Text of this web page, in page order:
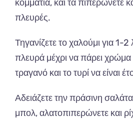
κομμάτια, και τα πιπερώνετε
πλευρές.
Τηγανίζετε το χαλούμι για 1-2
πλευρά μέχρι να πάρει χρώμα
τραγανό και το τυρί να είναι
Αδειάζετε την πράσινη
μπολ, αλατοπιπερώνετε και